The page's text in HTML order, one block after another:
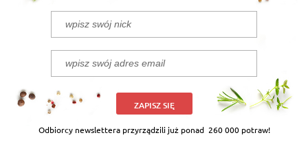
ZAPISZ SIĘ
Odbiorcy newslettera przyrządzili już ponad 260 000 potraw!